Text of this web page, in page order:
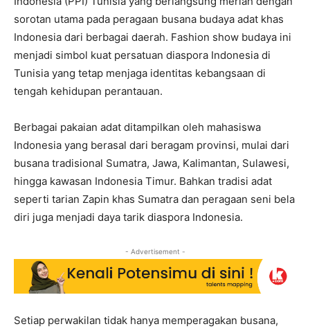
sorotan utama pada peragaan busana budaya adat khas
Indonesia dari berbagai daerah. Fashion show budaya ini
menjadi simbol kuat persatuan diaspora Indonesia di
Tunisia yang tetap menjaga identitas kebangsaan di
tengah kehidupan perantauan.
Berbagai pakaian adat ditampilkan oleh mahasiswa
Indonesia yang berasal dari beragam provinsi, mulai dari
busana tradisional Sumatra, Jawa, Kalimantan, Sulawesi,
hingga kawasan Indonesia Timur. Bahkan tradisi adat
seperti tarian Zapin khas Sumatra dan peragaan seni bela
diri juga menjadi daya tarik diaspora Indonesia.
- Advertisement -
Setiap perwakilan tidak hanya memperagakan busana,